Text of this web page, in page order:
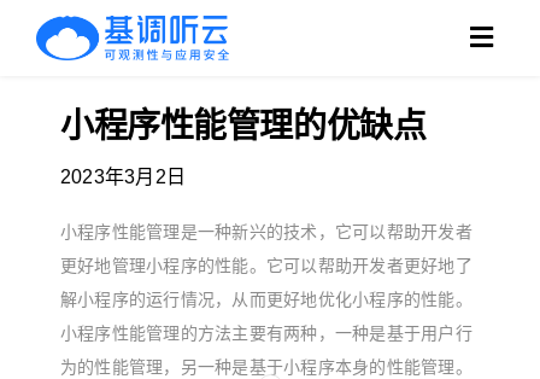
产品
方案
客户
支持
小程序性能管理的优缺点
2023年3月2日
小程序性能管理是一种新兴的技术，它可以帮助开发者
更好地管理小程序的性能。它可以帮助开发者更好地了
解小程序的运行情况，从而更好地优化小程序的性能。
小程序性能管理的方法主要有两种，一种是基于用户行
为的性能管理，另一种是基于小程序本身的性能管理。